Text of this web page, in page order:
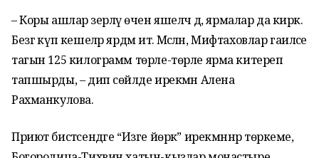
– Коры ашлар әзерләү өчен яшелчә дә, ярмалар да кирәк.
Безгә күп кешеләр ярдәм итә. Мәсәлән, Мифтаховлар гаиләсе
тагын 125 килограмм төрле-төрле ярма китереп
тапшырды, – дип сөйләде ирекмән Алена
Рахманкулова.
Приют бистәсендәге “Изге йөрәк” ирекмәннәр төркеме,